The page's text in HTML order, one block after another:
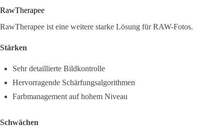
RawTherapee
RawTherapee ist eine weitere starke Lösung für RAW-Fotos.
Stärken
Sehr detaillierte Bildkontrolle
Hervorragende Schärfungsalgorithmen
Farbmanagement auf hohem Niveau
Schwächen